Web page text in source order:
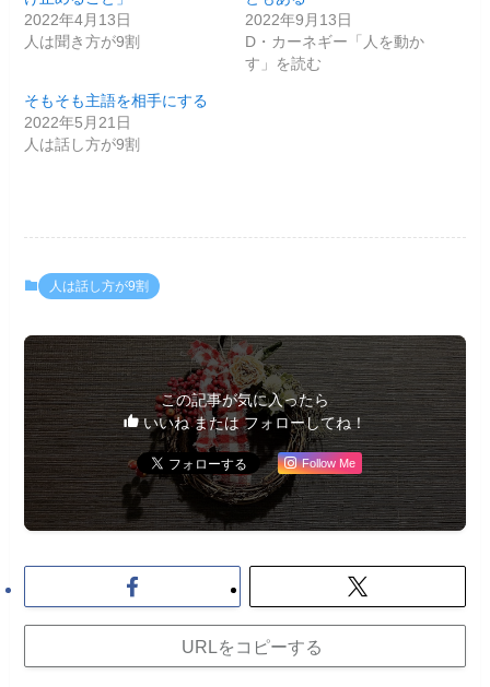
2022年4月13日
人は聞き方が9割
2022年9月13日
D・カーネギー「人を動か
す」を読む
そもそも主語を相手にする
2022年5月21日
人は話し方が9割
人は話し方が9割
この記事が気に入ったら
いいね または フォローしてね！
Follow Me
URLをコピーする